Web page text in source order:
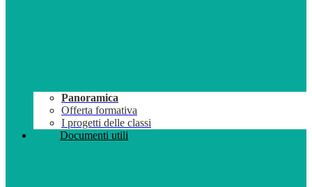
Panoramica
Offerta formativa
I progetti delle classi
Documenti utili